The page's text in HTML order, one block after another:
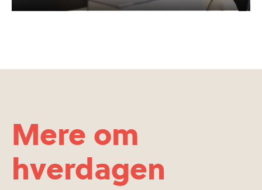
Mere om
hverdagen